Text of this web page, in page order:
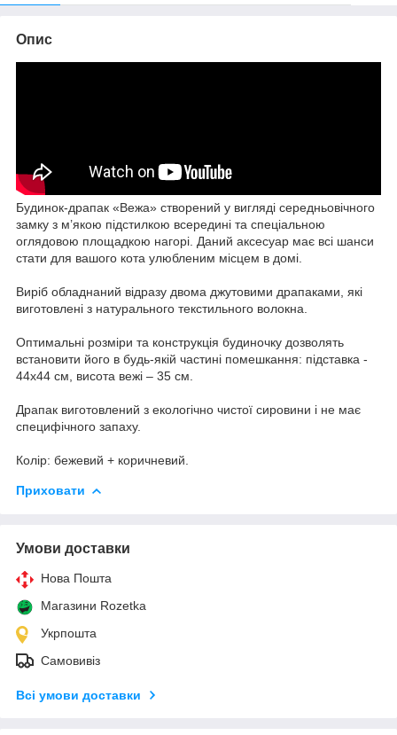
Опис
Будинок-драпак «Вежа» створений у вигляді середньовічного
замку з м’якою підстилкою всередині та спеціальною
оглядовою площадкою нагорі. Даний аксесуар має всі шанси
стати для вашого кота улюбленим місцем в домі.
Виріб обладнаний відразу двома джутовими драпаками, які
виготовлені з натурального текстильного волокна.
Оптимальні розміри та конструкція будиночку дозволять
встановити його в будь-якій частині помешкання: підставка -
44х44 см, висота вежі – 35 см.
Драпак виготовлений з екологічно чистої сировини і не має
специфічного запаху.
Колір: бежевий + коричневий.
Приховати
Умови доставки
Нова Пошта
Магазини Rozetka
Укрпошта
Самовивіз
Всі умови доставки